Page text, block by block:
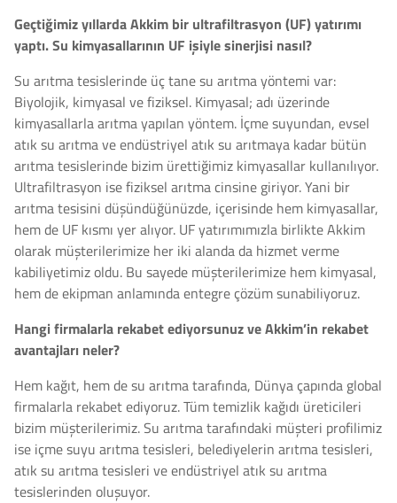
Geçtiğimiz yıllarda Akkim bir ultrafiltrasyon (UF) yatırımı
yaptı. Su kimyasallarının UF işiyle sinerjisi nasıl?
Su arıtma tesislerinde üç tane su arıtma yöntemi var:
Biyolojik, kimyasal ve fiziksel. Kimyasal; adı üzerinde
kimyasallarla arıtma yapılan yöntem. İçme suyundan, evsel
atık su arıtma ve endüstriyel atık su arıtmaya kadar bütün
arıtma tesislerinde bizim ürettiğimiz kimyasallar kullanılıyor.
Ultrafiltrasyon ise fiziksel arıtma cinsine giriyor. Yani bir
arıtma tesisini düşündüğünüzde, içerisinde hem kimyasallar,
hem de UF kısmı yer alıyor. UF yatırımımızla birlikte Akkim
olarak müşterilerimize her iki alanda da hizmet verme
kabiliyetimiz oldu. Bu sayede müşterilerimize hem kimyasal,
hem de ekipman anlamında entegre çözüm sunabiliyoruz.
Hangi firmalarla rekabet ediyorsunuz ve Akkim’in rekabet
avantajları neler?
Hem kağıt, hem de su arıtma tarafında, Dünya çapında global
firmalarla rekabet ediyoruz. Tüm temizlik kağıdı üreticileri
bizim müşterilerimiz. Su arıtma tarafındaki müşteri profilimiz
ise içme suyu arıtma tesisleri, belediyelerin arıtma tesisleri,
atık su arıtma tesisleri ve endüstriyel atık su arıtma
tesislerinden oluşuyor.